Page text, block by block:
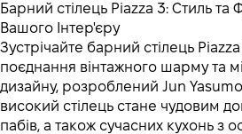
Барний стілець Piazza 3: Стиль та
Вашого Інтер'єру
Зустрічайте барний стілець
поєднання вінтажного шарму та
дизайну, розроблений Jun
високий стілець стане чудовим
пабів, а також сучасних кухонь з